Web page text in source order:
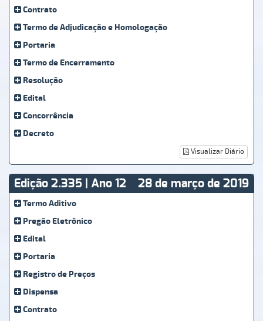
Contrato
Termo de Adjudicação e Homologação
Portaria
Termo de Encerramento
Resolução
Edital
Concorrência
Decreto
Visualizar Diário
Edição 2.335 | Ano 12 28 de março de 2019
Termo Aditivo
Pregão Eletrônico
Edital
Portaria
Registro de Preços
Dispensa
Contrato